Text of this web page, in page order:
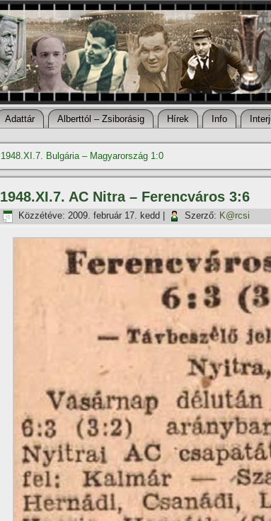
Adattár Alberttól – Zsiborásig Hí­rek Info
1948.XI.7. Bulgária – Magyarország 1:0
1948.XI.7. AC Nitra – Ferencváros 3:6
Közzétéve: 2009. február 17. kedd Szerző: K@rcsi